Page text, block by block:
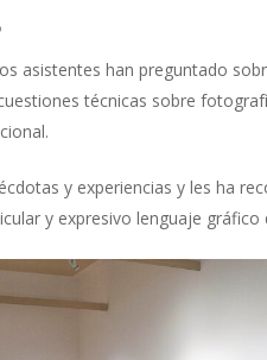
asistentes han preguntado
técnicas sobre
y experiencias y les ha
y expresivo lenguaje